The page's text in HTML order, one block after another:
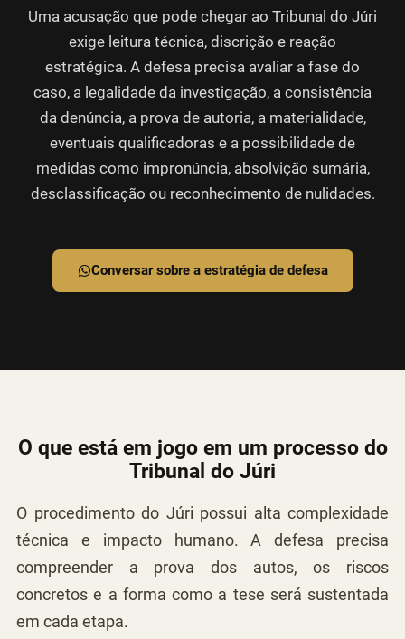
Uma acusação que pode chegar ao Tribunal do Júri
exige leitura técnica, discrição e reação
estratégica. A defesa precisa avaliar a fase do
caso, a legalidade da investigação, a consistência
da denúncia, a prova de autoria, a materialidade,
eventuais qualificadoras e a possibilidade de
medidas como impronúncia, absolvição sumária,
desclassificação ou reconhecimento de nulidades.
Conversar sobre a estratégia de defesa
O que está em jogo em um processo do
Tribunal do Júri
O procedimento do Júri possui alta complexidade
técnica e impacto humano. A defesa precisa
compreender a prova dos autos, os riscos
concretos e a forma como a tese será sustentada
em cada etapa.